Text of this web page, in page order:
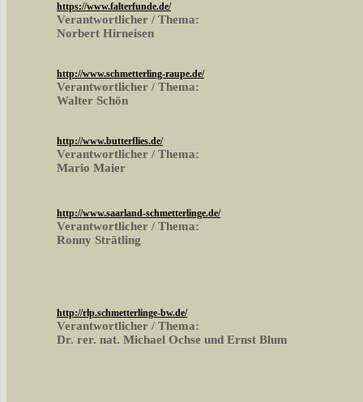
https://www.falterfunde.de/
Verantwortlicher / Thema:
Norbert Hirneisen
http://www.schmetterling-raupe.de/
Verantwortlicher / Thema:
Walter Schön
http://www.butterflies.de/
Verantwortlicher / Thema:
Mario Maier
http://www.saarland-schmetterlinge.de/
Verantwortlicher / Thema:
Ronny Strätling
http://rlp.schmetterlinge-bw.de/
Verantwortlicher / Thema:
Dr. rer. nat. Michael Ochse und Ernst Blum